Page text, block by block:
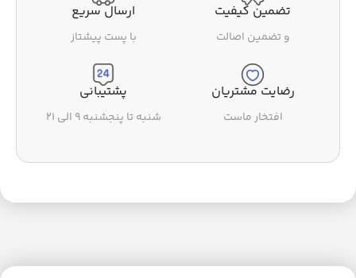
تضمین کیفیت
و تضمین اصالت
ارسال سریع
با پست پیشتاز
رضایت مشتریان
افتخار ماست
پشتیبانی
شنبه تا پنجشنبه ۹ الی ۲۱